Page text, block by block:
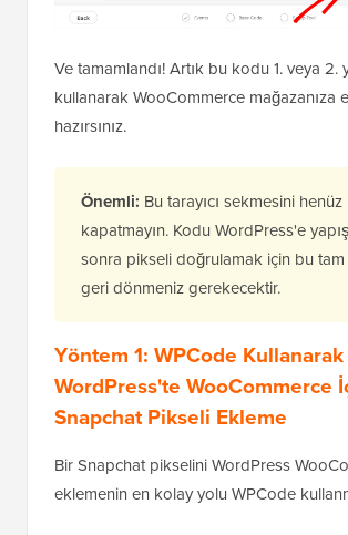
Ve tamamlandı! Artık bu kodu 1. veya 2.
kullanarak WooCommerce mağazanıza
hazırsınız.
Önemli: Bu tarayıcı sekmesini henüz
kapatmayın. Kodu WordPress'e
sonra pikseli doğrulamak için bu
geri dönmeniz gerekecektir.
Yöntem 1: WPCode Kullanarak
WordPress'te WooCommerce
Snapchat Pikseli Ekleme
Bir Snapchat pikselini WordPress
eklemenin en kolay yolu WPCode